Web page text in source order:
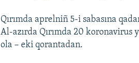
Qırımda aprelniñ 5-i sabasına
Al-azırda Qırımda 20 koronavirus
ola – eki qorantadan.